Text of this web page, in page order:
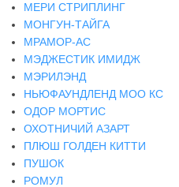
МЕРИ СТРИПЛИНГ
МОНГУН-ТАЙГА
МРАМОР-АС
МЭДЖЕСТИК ИМИДЖ
МЭРИЛЭНД
НЬЮФАУНДЛЕНД МОО КС
ОДОР МОРТИС
ОХОТНИЧИЙ АЗАРТ
ПЛЮШ ГОЛДЕН КИТТИ
ПУШОК
РОМУЛ